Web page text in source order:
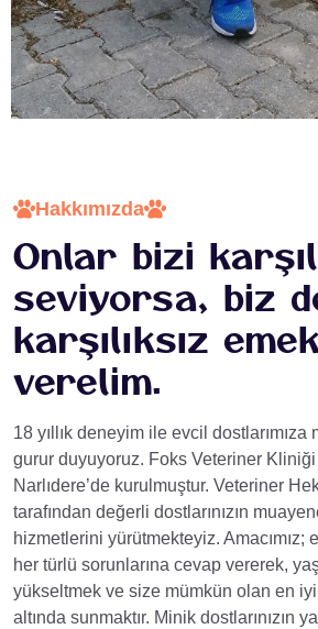
Hakkımızda
Onlar bizi
seviyorsa, biz
karşılıksız emek
verelim.
18 yıllık deneyim ile evcil dostlarımıza
gurur duyuyoruz. Foks Veteriner Kliniği
Narlıdere’de kurulmuştur. Veteriner
tarafından değerli dostlarınızın
hizmetlerini yürütmekteyiz. Amacımız;
her türlü sorunlarına cevap vererek,
yükseltmek ve size mümkün olan en iyi
altında sunmaktır. Minik dostlarınızın